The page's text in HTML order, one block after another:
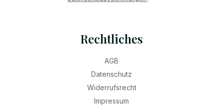
Rechtliches
AGB
Datenschutz
Widerrufsrecht
Impressum